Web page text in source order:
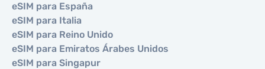
eSIM para España
eSIM para Italia
eSIM para Reino Unido
eSIM para Emiratos Árabes Unidos
eSIM para Singapur